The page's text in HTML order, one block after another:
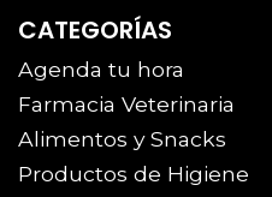
CATEGORÍAS
Agenda tu hora
Farmacia Veterinaria
Alimentos y Snacks
Productos de Higiene